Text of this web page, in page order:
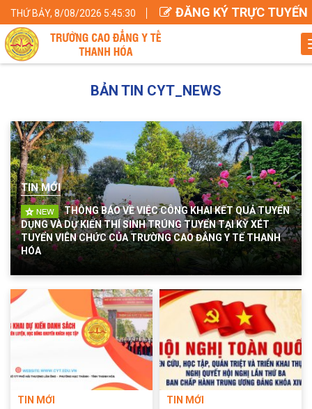
THỨ BẢY, 8/08/2026 5:45:31 ĐĂNG KÝ TRỰC TUYẾN
BẢN TIN CYT_NEWS
TIN MỚI
THÔNG BÁO VỀ VIỆC CÔNG KHAI KẾT QUẢ TUYỂN
DỤNG VÀ DỰ KIẾN THÍ SINH TRÚNG TUYỂN TẠI KỲ XÉT
TUYỂN VIÊN CHỨC CỦA TRƯỜNG CAO ĐẲNG Y TẾ THANH
HÓA
TIN MỚI TIN MỚI